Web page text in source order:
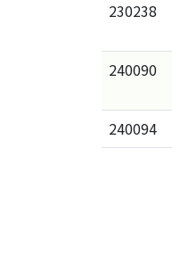
230238
240090
240094